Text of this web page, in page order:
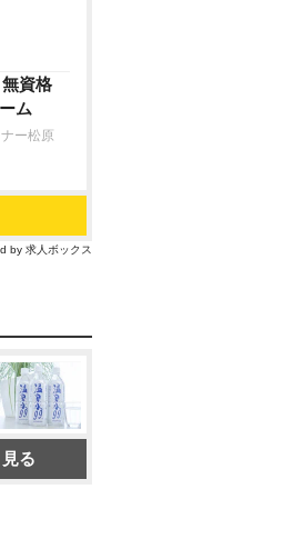
無資格
ム
ー松原
by 求人ボックス
る